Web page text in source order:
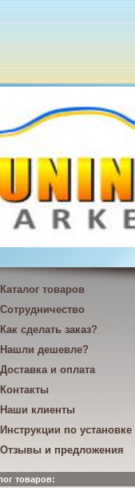
Каталог товаров
Сотрудничество
Как сделать заказ?
Нашли дешевле?
Доставка и оплата
Контакты
Наши клиенты
Инструкции по установке
Отзывы и предложения
товаров: